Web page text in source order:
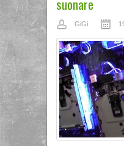
suonare
GiGi